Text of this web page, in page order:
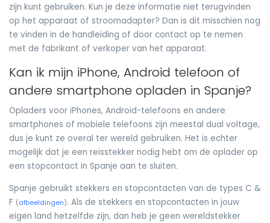
zijn kunt gebruiken. Kun je deze informatie niet terugvinden
op het apparaat of stroomadapter? Dan is dit misschien nog
te vinden in de handleiding of door contact op te nemen
met de fabrikant of verkoper van het apparaat.
Kan ik mijn iPhone, Android telefoon of
andere smartphone opladen in Spanje?
Opladers voor iPhones, Android-telefoons en andere
smartphones of mobiele telefoons zijn meestal dual voltage,
dus je kunt ze overal ter wereld gebruiken. Het is echter
mogelijk dat je een reisstekker nodig hebt om de oplader op
een stopcontact in Spanje aan te sluiten.
Spanje gebruikt stekkers en stopcontacten van de types C &
F (afbeeldingen). Als de stekkers en stopcontacten in jouw
eigen land hetzelfde zijn, dan heb je geen wereldstekker